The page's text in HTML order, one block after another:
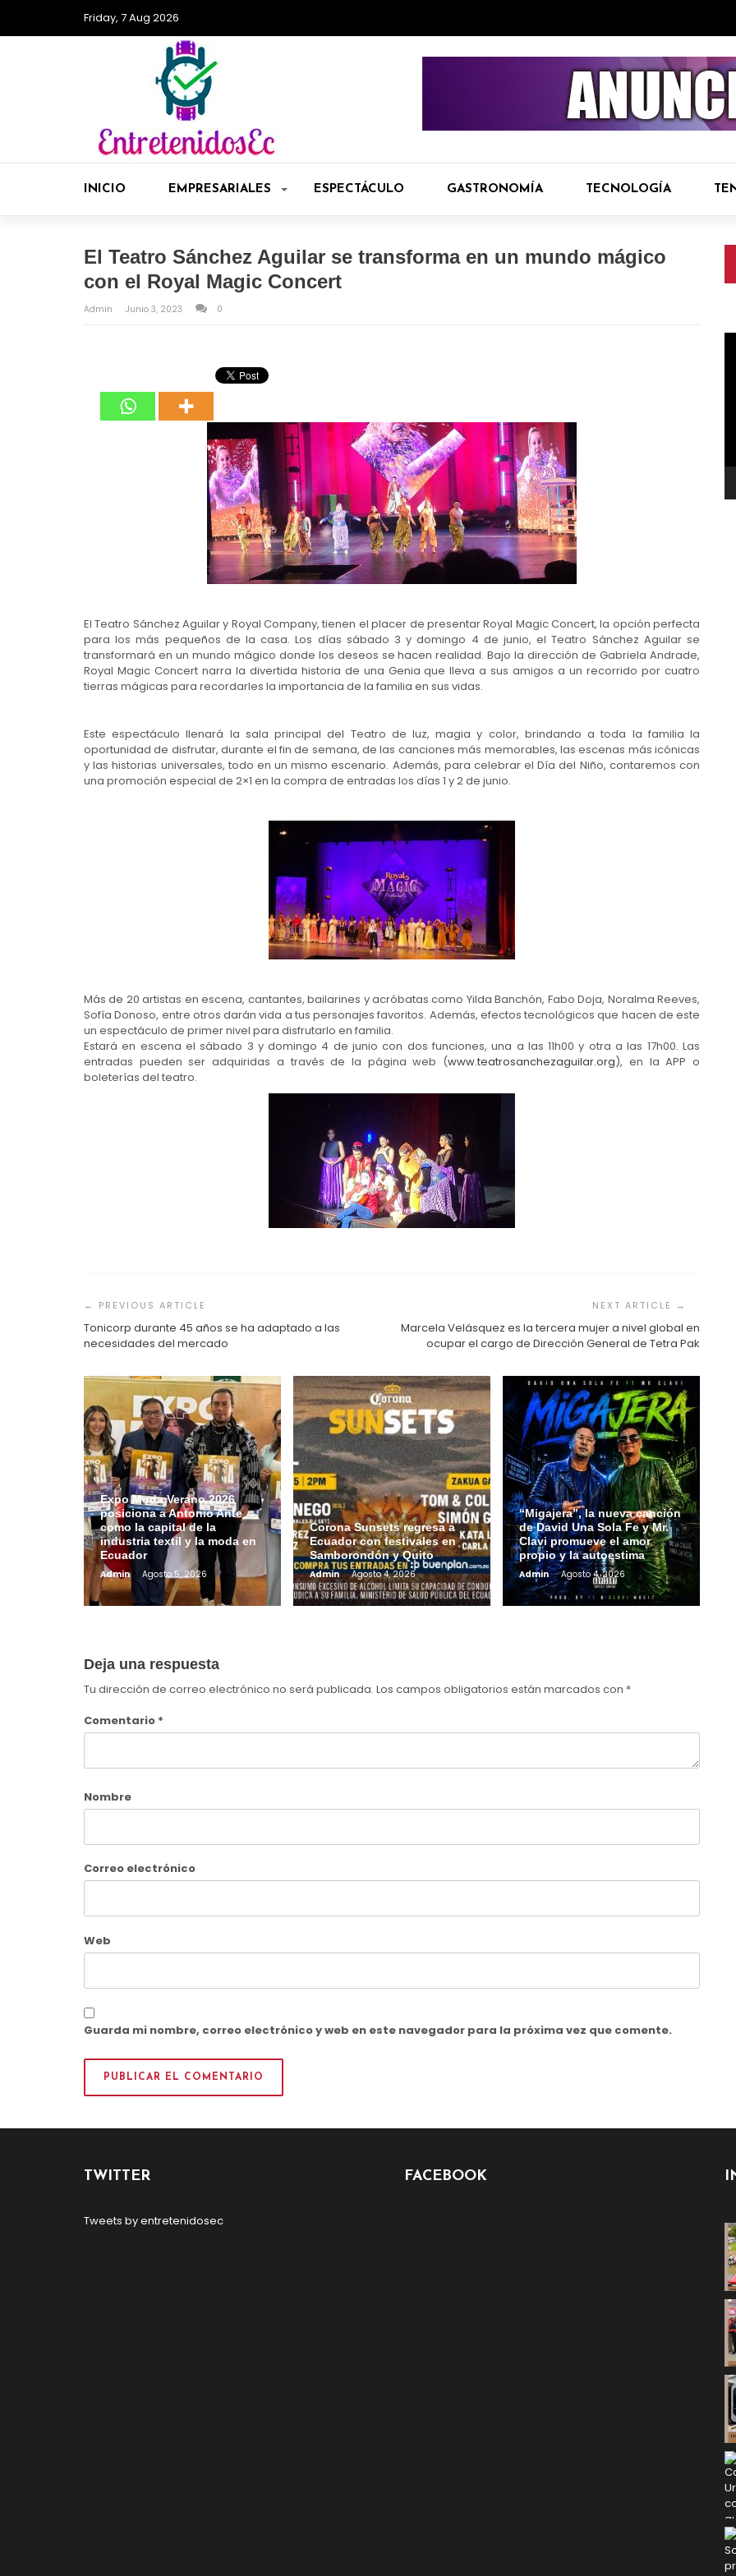
Friday, 7 Aug 2026
INICIO EMPRESARIALES ESPECTÁCULO GASTRONOMÍA TECNOLOGÍA
El Teatro Sánchez Aguilar se transforma en un mundo mágico
con el Royal Magic Concert
Admin Junio 3, 2023 0
El Teatro Sánchez Aguilar y Royal Company, tienen el placer de presentar Royal Magic Concert, la opción perfecta
para los más pequeños de la casa. Los días sábado 3 y domingo 4 de junio, el Teatro Sánchez Aguilar se
transformará en un mundo mágico donde los deseos se hacen realidad. Bajo la dirección de Gabriela Andrade,
Royal Magic Concert narra la divertida historia de una Genia que lleva a sus amigos a un recorrido por cuatro
tierras mágicas para recordarles la importancia de la familia en sus vidas.
Este espectáculo llenará la sala principal del Teatro de luz, magia y color, brindando a toda la familia la
oportunidad de disfrutar, durante el fin de semana, de las canciones más memorables, las escenas más icónicas
y las historias universales, todo en un mismo escenario. Además, para celebrar el Día del Niño, contaremos con
una promoción especial de 2×1 en la compra de entradas los días 1 y 2 de junio.
Más de 20 artistas en escena, cantantes, bailarines y acróbatas como Yilda Banchón, Fabo Doja, Noralma Reeves,
Sofía Donoso, entre otros darán vida a tus personajes favoritos. Además, efectos tecnológicos que hacen de este
un espectáculo de primer nivel para disfrutarlo en familia.
Estará en escena el sábado 3 y domingo 4 de junio con dos funciones, una a las 11h00 y otra a las 17h00. Las
entradas pueden ser adquiridas a través de la página web (www.teatrosanchezaguilar.org), en la APP o
boleterías del teatro.
de
entradas
Tonicorp durante 45 años se ha adaptado a las
necesidades del mercado
Marcela Velásquez es la tercera mujer a nivel global en
ocupar el cargo de Dirección General de Tetra Pak
Expo Moda Verano 2026
posiciona a Antonio Ante
como la capital de la
industria textil y la moda en
Ecuador
Admin Agosto 5, 2026
Corona Sunsets regresa a
Ecuador con festivales en
Samborondón y Quito
Admin Agosto 4, 2026
“Migajera”, la nueva canción
de David Una Sola Fe y Mr.
Clavi promueve el amor
propio y la autoestima
Admin Agosto 4, 2026
Deja una respuesta
Tu dirección de correo electrónico no será publicada. Los campos obligatorios están marcados con *
Comentario *
Nombre
Correo electrónico
Web
Guarda mi nombre, correo electrónico y web en este navegador para la próxima vez que comente.
TWITTER
Tweets by entretenidosec
FACEBOOK